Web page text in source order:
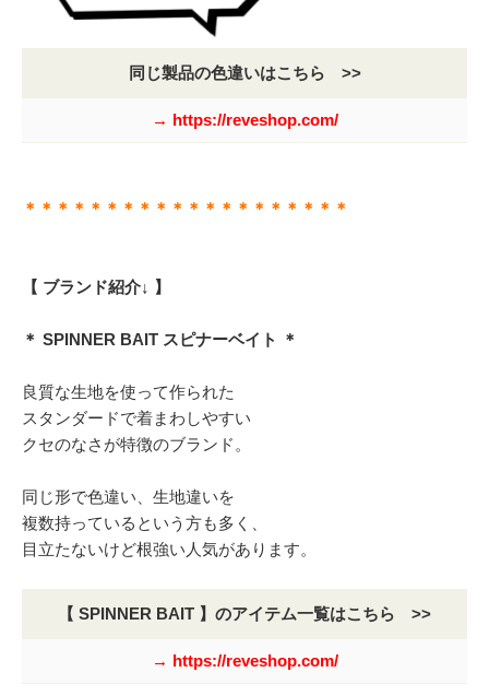
同じ製品の色違いはこちら >>
→ https://reveshop.com/
＊＊＊＊＊＊＊＊＊＊＊＊＊＊＊＊＊＊＊＊
【 ブランド紹介↓ 】
＊ SPINNER BAIT スピナーベイト ＊
良質な生地を使って作られた
スタンダードで着まわしやすい
クセのなさが特徴のブランド。
同じ形で色違い、生地違いを
複数持っているという方も多く、
目立たないけど根強い人気があります。
【 SPINNER BAIT 】のアイテム一覧はこちら >>
→ https://reveshop.com/